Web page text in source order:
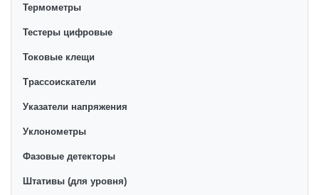
Термометры
Тестеры цифровые
Токовые клещи
Трассоискатели
Указатели напряжения
Уклонометры
Фазовые детекторы
Штативы (для уровня)